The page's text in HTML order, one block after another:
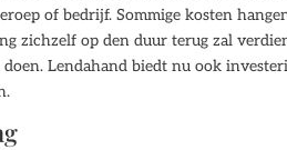
of bedrijf. Sommige kosten
zichzelf op den duur terug zal
doen. Lendahand biedt nu ook